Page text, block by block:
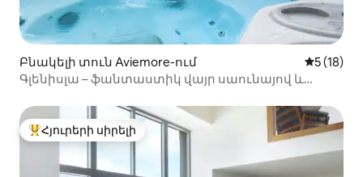
Բնակելի տուն Aviemore-ում Միջին
5 (18)
Գլենիսլա – ֆանտաստիկ վայր սաունայով և
Հյուրերի սիրելի լավագույն տները
Հյուրերի սիրելի